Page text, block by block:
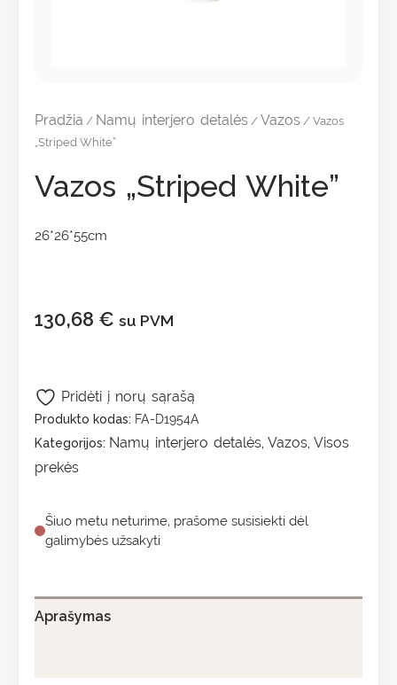
Pradžia / Namų interjero detalės /Vazos / Vazos
„Striped White”
Vazos „Striped White”
26*26*55cm
130,68 € su PVM
Produkto kodas: FA-D1954A
Kategorijos: Namų interjero detalės, Vazos, Visos
prekės
Šiuo metu neturime, prašome susisiekti dėl
galimybės užsakyti
Pridėti į norų sąrašą
Aprašymas